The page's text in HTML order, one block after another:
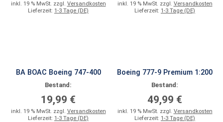
inkl. 19 % MwSt. zzgl. Versandkosten
Lieferzeit: 1-3 Tage (DE)
inkl. 19 % MwSt. zzgl. Versandkosten
Lieferzeit: 1-3 Tage (DE)
BA BOAC Boeing 747-400
Bestand:
19,99 €
inkl. 19 % MwSt. zzgl. Versandkosten
Lieferzeit: 1-3 Tage (DE)
Boeing 777-9 Premium 1:200
Bestand:
49,99 €
inkl. 19 % MwSt. zzgl. Versandkosten
Lieferzeit: 1-3 Tage (DE)